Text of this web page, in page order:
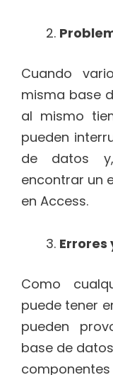
Cuando
misma base
al mismo
pueden
de datos
encontrar un
en Access.
Como
puede tener
pueden
base de